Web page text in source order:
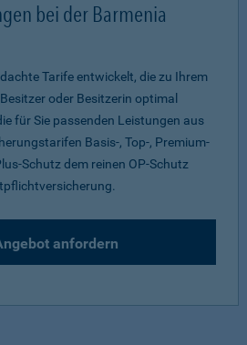
bei der Barmenia
Tarife entwickelt, die zu Ihrem
oder Besitzerin optimal
für Sie passenden Leistungen aus
Basis-, Top-, Premium-
Schutz dem reinen OP-Schutz
anfordern